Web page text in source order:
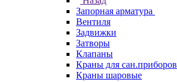
Запорная арматура
Вентиля
Задвижки
Затворы
Клапаны
Краны для сан.приборов
Краны шаровые